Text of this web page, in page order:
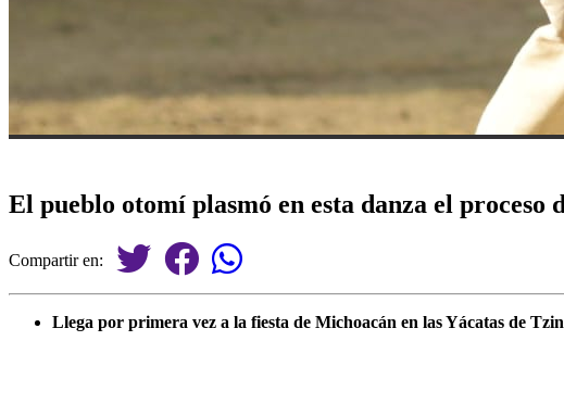
El pueblo otomí plasmó en esta danza el proceso
Compartir en:
Llega por primera vez a la fiesta de Michoacán en las Yácatas de